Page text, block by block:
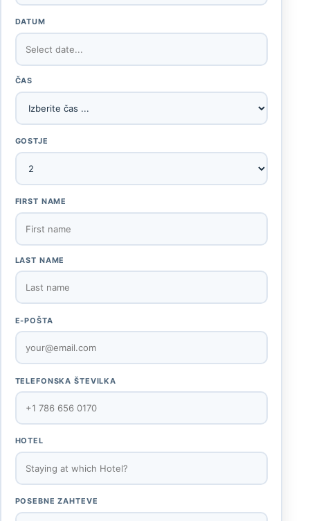
DATUM
ČAS
GOSTJE
FIRST NAME
LAST NAME
E-POŠTA
TELEFONSKA ŠTEVILKA
HOTEL
POSEBNE ZAHTEVE